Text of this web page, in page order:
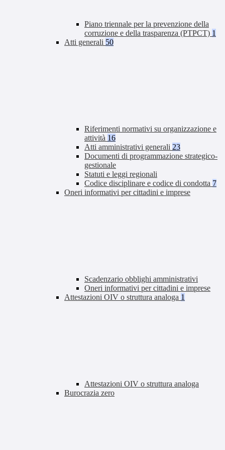
Piano triennale per la prevenzione della
corruzione e della trasparenza (PTPCT) 1
Atti generali 50
Riferimenti normativi su organizzazione e
attività 16
Atti amministrativi generali 23
Documenti di programmazione strategico-
gestionale
Statuti e leggi regionali
Codice disciplinare e codice di condotta 7
Oneri informativi per cittadini e imprese
Scadenzario obblighi amministrativi
Oneri informativi per cittadini e imprese
Attestazioni OIV o struttura analoga 1
Attestazioni OIV o struttura analoga
Burocrazia zero